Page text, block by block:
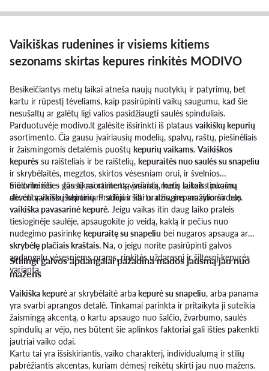
Vaikiškas rudenines ir visiems kitiems
sezonams skirtas kepures rinkitės MODIVO
Besikeičiantys metų laikai atneša naujų nuotykių ir patyrimų, bet
kartu ir rūpestį tėveliams, kaip pasirūpinti vaikų saugumu, kad šie
nesušaltų ar galėtų ligi valios pasidžiaugti saulės spinduliais.
Parduotuvėje modivo.lt galėsite išsirinkti iš plataus vaikiškų kepurių
asortimento. Čia gausu įvairiausių modelių, spalvų, raštų, piešinėliais
ir žaismingomis detalėmis puoštų kepurių vaikams. Vaikiškos
kepurės su raišteliais ir be raištelių, kepuraitės nuo saulės su snapeliu
ir skrybėlaitės, megztos, skirtos vėsesniam orui, ir švelnios
medvilninės – Jūs tikrai rasite tą variantą, kuris suteiks puošnų
akcentą vaiko išskirtiniam stiliui ir kartu džiugins mažylio širdelę.
Siūlome išties gausų asortimentą įvairiais metų laikais tinkamų
dėvėtivaikiškų kepurių. Pradėjus šilti orams, nepamainoma bus
vaikiška pavasarinė kepurė. Jeigu vaikas itin daug laiko praleis
tiesioginėje saulėje, apsaugokite jo veidą, kaklą ir pečius nuo
nudegimo pasirinkę kepuraitę su snapeliu bei nugaros apsauga arba
skrybėlę plačiais kraštais. Na, o jeigu norite pasirūpinti galvos
apdangalu vėsesniems orams, rinkitės uždaresnį ir šiltesnį kepurės
variantą.
Stilingi galvos apdangalai pažadina mados jausmą jau nuo
mažens
Vaikiška kepurėar skrybėlaitė arba kepurė su snapeliu, arba panama
yra svarbi aprangos detalė. Tinkamai parinkta ir pritaikyta ji suteikia
žaismingą akcentą, o kartu apsaugo nuo šalčio, žvarbumo, saulės
spindulių ar vėjo, nes būtent šie aplinkos faktoriai gali išties pakenkti
jautriai vaiko odai.
Kartu tai yra išsiskiriantis, vaiko charakterį, individualumą ir stilių
pabrėžiantis akcentas, kuriam dėmesį reikėtų skirti jau nuo mažens.